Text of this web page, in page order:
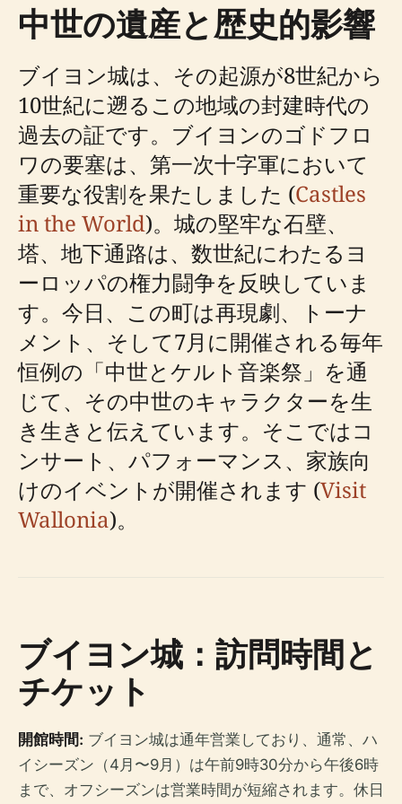
中世の遺産と歴史的影響
ブイヨン城は、その起源が8世紀から
10世紀に遡るこの地域の封建時代の
過去の証です。ブイヨンのゴドフロ
ワの要塞は、第一次十字軍において
重要な役割を果たしました (Castles
in the World)。城の堅牢な石壁、
塔、地下通路は、数世紀にわたるヨ
ーロッパの権力闘争を反映していま
す。今日、この町は再現劇、トーナ
メント、そして7月に開催される毎年
恒例の「中世とケルト音楽祭」を通
じて、その中世のキャラクターを生
き生きと伝えています。そこではコ
ンサート、パフォーマンス、家族向
けのイベントが開催されます (Visit
Wallonia)。
ブイヨン城：訪問時間と
チケット
開館時間: ブイヨン城は通年営業しており、通常、ハ
イシーズン（4月〜9月）は午前9時30分から午後6時
まで、オフシーズンは営業時間が短縮されます。休日